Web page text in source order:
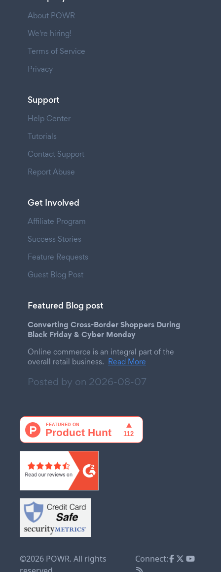
About POWR
We're hiring!
Terms of Service
Privacy
Support
Help Center
Tutorials
Contact Support
Report Abuse
Get Involved
Affiliate Program
Success Stories
Feature Requests
Guest Blog Post
Featured Blog post
Converting Cross-Border Shoppers During
Black Friday & Cyber Monday
Online commerce is an integral part of the
overall retail business. Read More
Posted by on 2026-08-07
©2026 POWR. All rights
Connect: